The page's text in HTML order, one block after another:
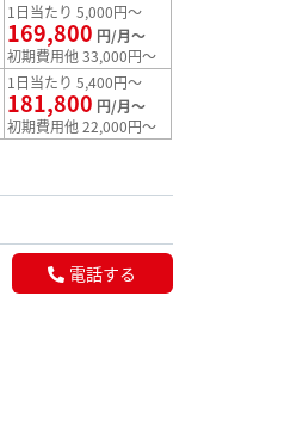
1日当たり 5,000円～
169,800 円/月～
初期費用他 33,000円～
1日当たり 5,400円～
181,800 円/月～
初期費用他 22,000円～
電話する